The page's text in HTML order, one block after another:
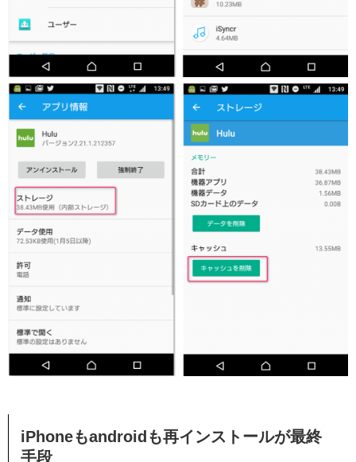
iPhoneもandroidも再インストールが最終
手段